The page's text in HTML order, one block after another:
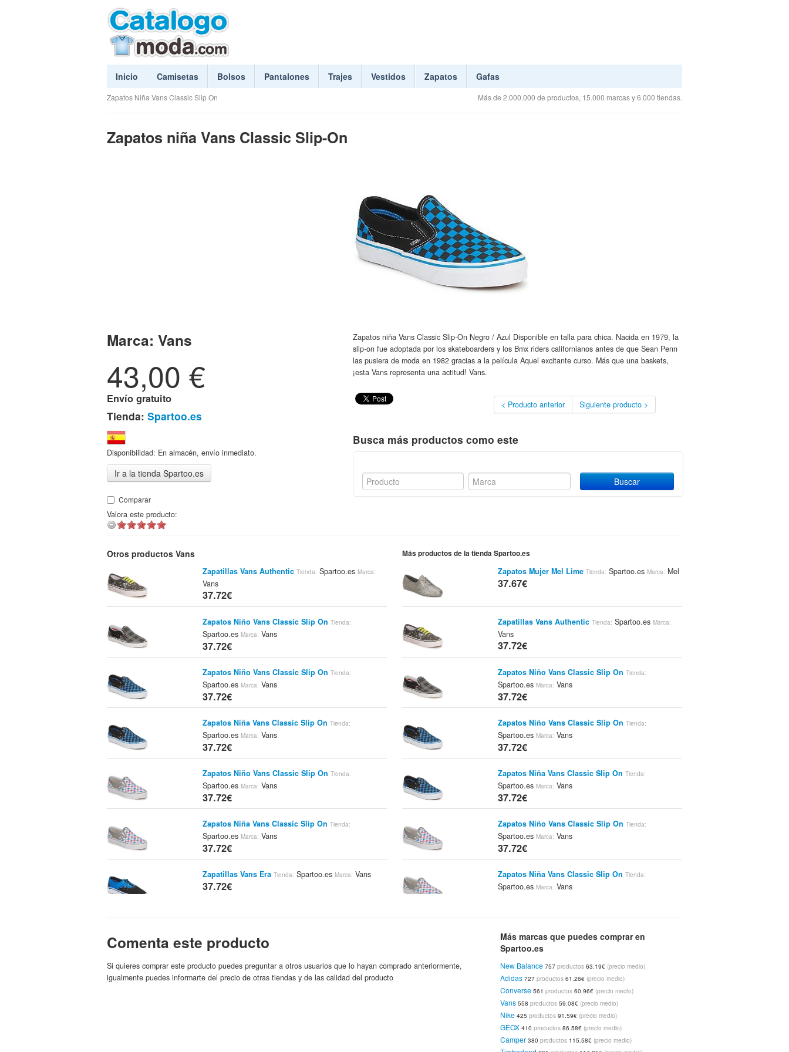
Inicio Camisetas Bolsos Pantalones Trajes Vestidos Zapatos Gafas
Zapatos Niña Vans Classic Slip On Más de 2.000.000 de productos, 15.000 marcas y 6.000 tiendas.
Zapatos niña Vans Classic Slip-On
Marca: Vans
43,00 €
Envío gratuito
Tienda: Spartoo.es
Disponibilidad: En almacén, envío inmediato.
Ir a la tienda Spartoo.es
Comparar
Valora este producto:
Zapatos niña Vans Classic Slip-On Negro / Azul Disponible en talla para chica. Nacida en 1979, la
slip-on fue adoptada por los skateboarders y los Bmx riders californianos antes de que Sean Penn
las pusiera de moda en 1982 gracias a la película Aquel excitante curso. Más que una baskets,
¡esta Vans representa una actitud! Vans.
< Producto anterior Siguiente producto >
Busca más productos como este
Otros productos Vans
Zapatillas Vans Authentic Tienda: Spartoo.esMarca:
Vans
37.72€
Zapatos Niño Vans Classic Slip On Tienda:
Spartoo.esMarca: Vans
37.72€
Zapatos Niño Vans Classic Slip On Tienda:
Spartoo.esMarca: Vans
37.72€
Zapatos Niña Vans Classic Slip On Tienda:
Spartoo.esMarca: Vans
37.72€
Zapatos Niño Vans Classic Slip On Tienda:
Spartoo.esMarca: Vans
37.72€
Zapatos Niña Vans Classic Slip On Tienda:
Spartoo.esMarca: Vans
37.72€
Zapatillas Vans Era Tienda: Spartoo.esMarca: Vans
37.72€
Zapatillas Vans Authentic Tienda:Spartoo.esMarca:
Más productos de la tienda Spartoo.es
Zapatos Mujer Mel Lime Tienda: Spartoo.es Marca: Mel
37.67€
Zapatillas Vans Authentic Tienda: Spartoo.es Marca:
Vans
37.72€
Zapatos Niño Vans Classic Slip On Tienda:
Spartoo.es Marca: Vans
37.72€
Zapatos Niño Vans Classic Slip On Tienda:
Spartoo.es Marca: Vans
37.72€
Zapatos Niña Vans Classic Slip On Tienda:
Spartoo.es Marca: Vans
37.72€
Zapatos Niño Vans Classic Slip On Tienda:
Spartoo.es Marca: Vans
37.72€
Zapatos Niña Vans Classic Slip On Tienda:
Spartoo.es Marca: Vans
37.72€
Zapatillas Vans Era Tienda:Spartoo.es
37.72€
Zapatillas Vans Authentic Tienda:Spartoo.es
Vans
Comenta este producto
Si quieres comprar este producto puedes preguntar a otros usuarios que lo hayan comprado anteriormente,
igualmente puedes informarte del precio de otras tiendas y de las calidad del producto
Más marcas que puedes comprar en
Spartoo.es
New Balance 757productos 63.19€ (precio medio)
Adidas 727productos 61.26€ (precio medio)
Converse 561productos 60.96€ (precio medio)
Vans 558productos 59.08€ (precio medio)
Nike 425productos 91.59€ (precio medio)
GEOX 410productos 86.58€ (precio medio)
Camper 380productos 115.58€ (precio medio)